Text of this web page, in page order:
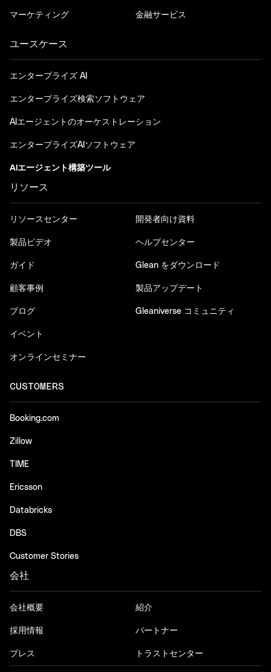
マーケティング 金融サービス
ユースケース
エンタープライズ AI
エンタープライズ検索ソフトウェア
AIエージェントのオーケストレーション
エンタープライズAIソフトウェア
AIエージェント構築ツール
リソース
リソースセンター
製品ビデオ
ガイド
顧客事例
ブログ
イベント
オンラインセミナー
開発者向け資料
ヘルプセンター
Glean をダウンロード
製品アップデート
Gleaniverse コミュニティ
CUSTOMERS
Booking.com
Zillow
TIME
Ericsson
Databricks
DBS
Customer Stories
会社
会社概要
採用情報
プレス
紹介
パートナー
トラストセンター